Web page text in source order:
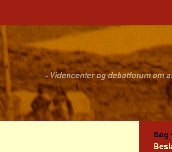
- Videncenter og debatforum om
Søg